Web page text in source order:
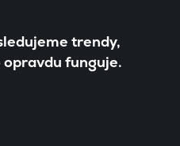
trendy,
opravdu funguje.